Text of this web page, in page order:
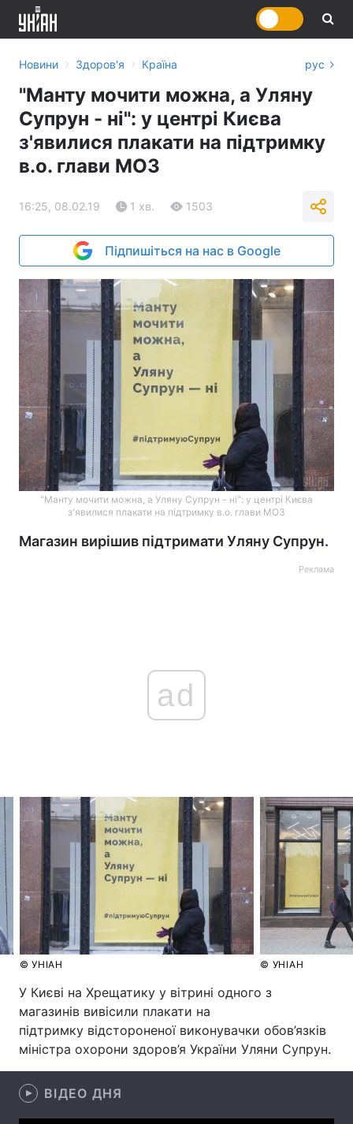
Україна Політика
Економіка Світ
Спорт Наука
Техно і зв'язок Лайт
Зброя Інциденти
Цікавинки Погода
Екологія Регіони
Лонгріди
Новини › Здоров'я › Країна рус
"Манту мочити можна, а Уляну
Супрун - ні": у центрі Києва
з'явилися плакати на підтримку
в.о. глави МОЗ
16:25, 08.02.19 1 хв. 1503
Підпишіться на нас в Google
"Манту мочити можна, а Уляну Супрун - ні": у центрі Києва
з'явилися плакати на підтримку в.о. глави МОЗ
Магазин вирішив підтримати Уляну Супрун.
Реклама
ad
© УНІАН © УНІАН
У Києві на Хрещатику у вітрині одного з
магазинів вивісили плакати на
підтримку відстороненої виконувачки обов’язків
міністра охорони здоров’я України Уляни Супрун.
ВІДЕО ДНЯ